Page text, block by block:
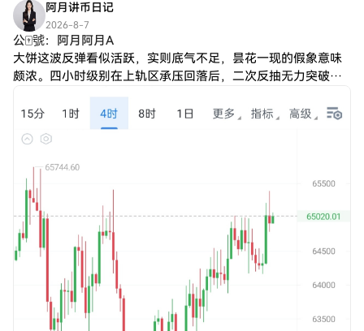
阿月讲币日记
2026-8-7
公🀄️號：阿月阿月A
大饼这波反弹看似活跃，实则底气不足，昙花一现的假象意味
颇浓。四小时级别在上轨区承压回落后，二次反抽无力突破阻
力，反而再度走低，使得刷新低点的可能性逐步攀升，整体节
奏正悄悄步入多空转换的关键期。当前均线